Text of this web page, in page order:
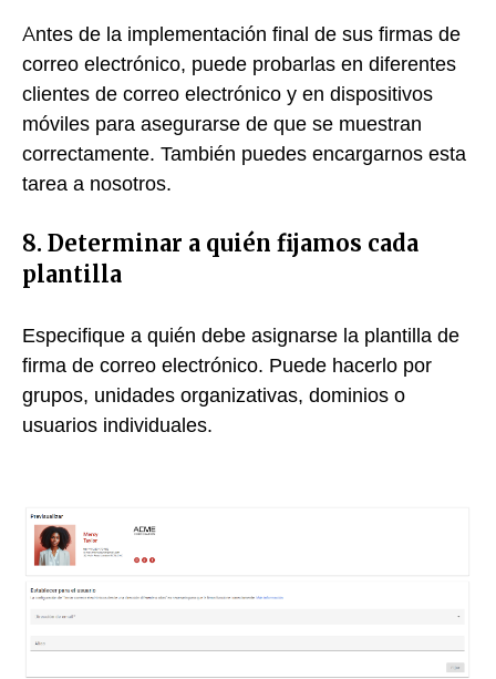
Antes de la implementación final de sus firmas de
correo electrónico, puede probarlas en diferentes
clientes de correo electrónico y en dispositivos
móviles para asegurarse de que se muestran
correctamente. También puedes encargarnos esta
tarea a nosotros.
8. Determinar a quién fijamos cada
plantilla
Especifique a quién debe asignarse la plantilla de
firma de correo electrónico. Puede hacerlo por
grupos, unidades organizativas, dominios o
usuarios individuales.